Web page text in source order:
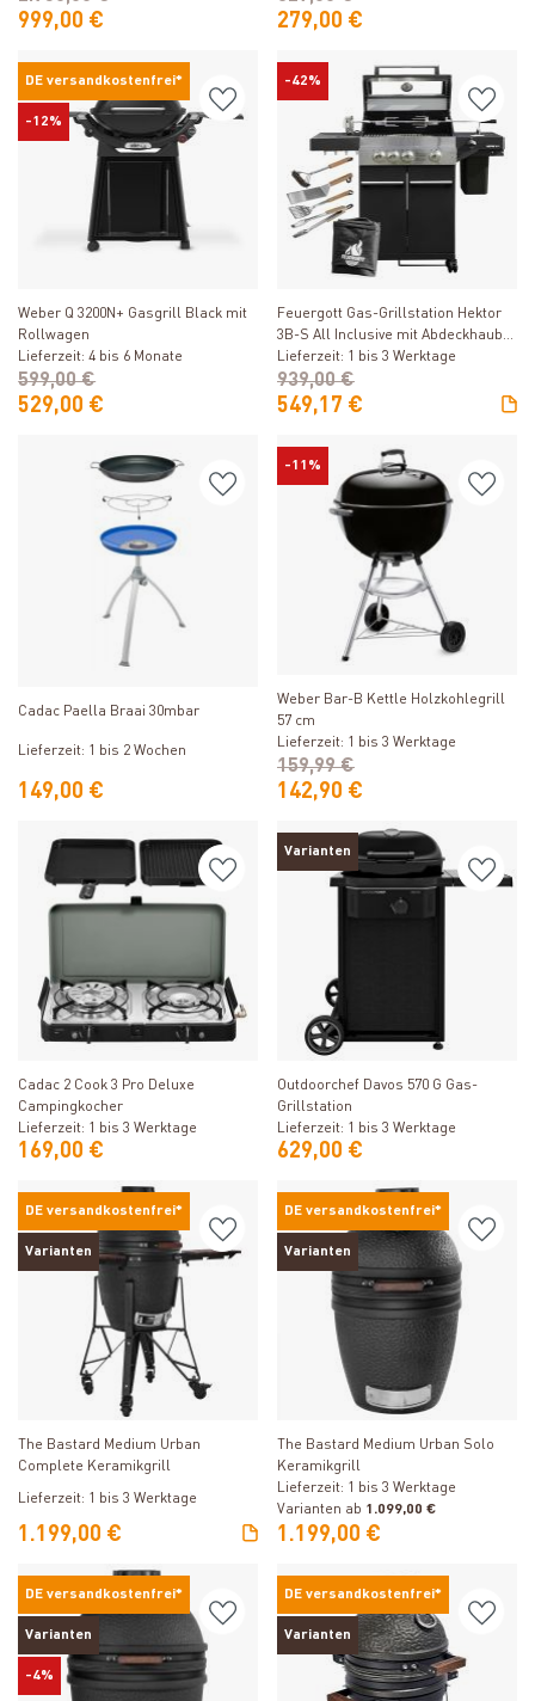
999,00 € 279,00 €
DE versandkostenfrei*
-12%
Weber Q 3200N+ Gasgrill Black mit
Rollwagen
Lieferzeit: 4 bis 6 Monate
529,00 €
599,00 €
-42%
Produkt ansehen
Feuergott Gas-Grillstation Hektor
3B-S All Inclusive mit Abdeckhaube,
Drehspieß und 4-teiligem
Grillbesteck
Lieferzeit: 1 bis 3 Werktage
549,17 €
939,00 €
Produkt ansehen
Cadac Paella Braai 30mbar
Lieferzeit: 1 bis 2 Wochen
149,00 €
-11%
Produkt ansehen
Weber Bar-B Kettle Holzkohlegrill
57 cm
Lieferzeit: 1 bis 3 Werktage
142,90 €
159,99 €
Produkt ansehen
Cadac 2 Cook 3 Pro Deluxe
Campingkocher
Lieferzeit: 1 bis 3 Werktage
169,00 €
Varianten
Produkt ansehen
Outdoorchef Davos 570 G Gas-
Grillstation
Lieferzeit: 1 bis 3 Werktage
629,00 €
DE versandkostenfrei*
Varianten
Produkt ansehen
The Bastard Medium Urban
Complete Keramikgrill
Lieferzeit: 1 bis 3 Werktage
1.199,00 €
DE versandkostenfrei*
Varianten
Produkt ansehen
The Bastard Medium Urban Solo
Keramikgrill
Lieferzeit: 1 bis 3 Werktage
Varianten ab 1.099,00 €
1.199,00 €
DE versandkostenfrei*
Varianten
-4%
DE versandkostenfrei*
Varianten